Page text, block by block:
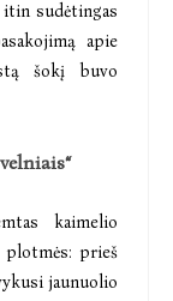
sudėtingas
apie
šokį buvo
kaimelio
prieš
jaunuolio